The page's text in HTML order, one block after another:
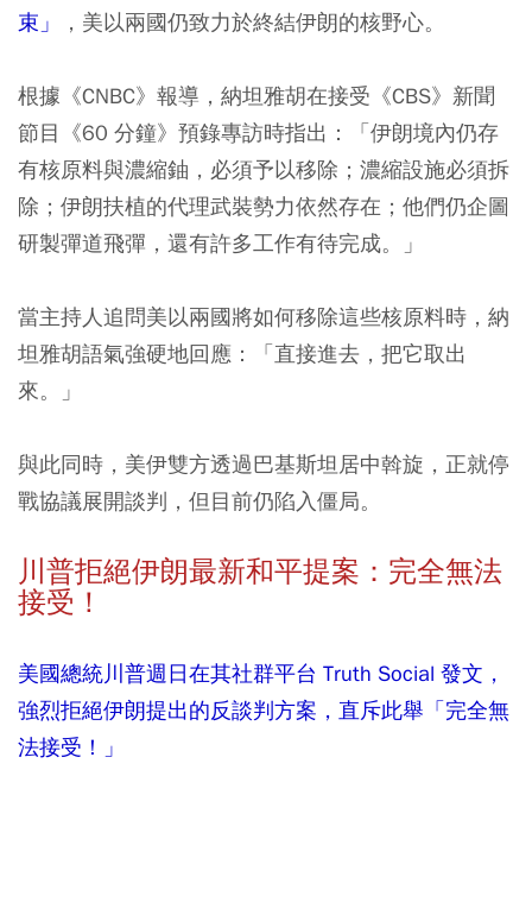
束」
，美以兩國仍致力於終結伊朗的核野心。
根據《CNBC》報導，納坦雅胡在接受《CBS》新聞
節目《60 分鐘》預錄專訪時指出：「伊朗境內仍存
有核原料與濃縮鈾，必須予以移除；濃縮設施必須拆
除；伊朗扶植的代理武裝勢力依然存在；他們仍企圖
研製彈道飛彈，還有許多工作有待完成。」
當主持人追問美以兩國將如何移除這些核原料時，納
坦雅胡語氣強硬地回應：「直接進去，把它取出
來。」
與此同時，美伊雙方透過巴基斯坦居中斡旋，正就停
戰協議展開談判，但目前仍陷入僵局。
川普拒絕伊朗最新和平提案：完全無法
接受！
美國總統川普週日在其社群平台 Truth Social 發文，
強烈拒絕伊朗提出的反談判方案，直斥此舉「完全無
法接受！」